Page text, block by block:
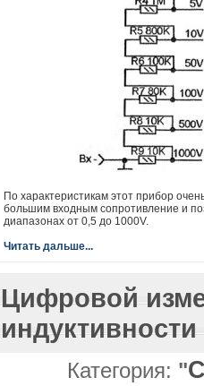
По характеристикам этот прибор
большим входным сопротивление и
диапазонах от 0,5 до 1000V.
Читать дальше...
Цифровой
индуктивности
Категория: "